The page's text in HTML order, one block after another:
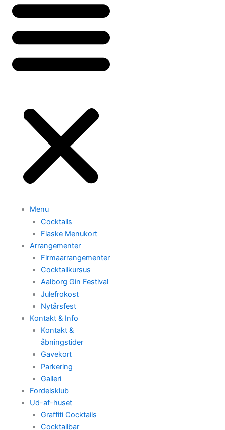
Menu
Cocktails
Flaske Menukort
Arrangementer
Firmaarrangementer
Cocktailkursus
Aalborg Gin Festival
Julefrokost
Nytårsfest
Kontakt & Info
Kontakt &
åbningstider
Gavekort
Parkering
Galleri
Fordelsklub
Ud-af-huset
Graffiti Cocktails
Cocktailbar